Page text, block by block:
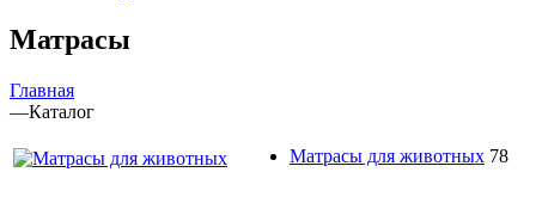
Матрасы
Главная
—Каталог
Матрасы для животных 78